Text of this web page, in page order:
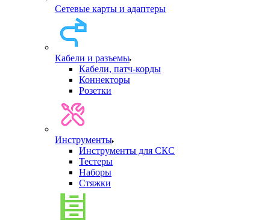
Сетевые карты и адаптеры
Кабели и разъемы
Кабели, патч-корды
Коннекторы
Розетки
Инструменты
Инструменты для СКС
Тестеры
Наборы
Стяжки